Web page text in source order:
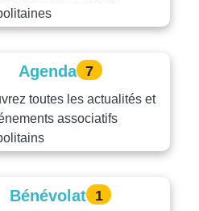
Agenda 7
toutes les actualités et
associatifs
Bénévolat 1